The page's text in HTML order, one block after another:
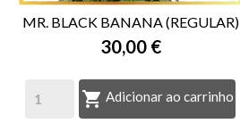
VISTA RÁPIDA
MR. BLACK BANANA (REGULAR)
30,00 €
 Adicionar ao carrinho